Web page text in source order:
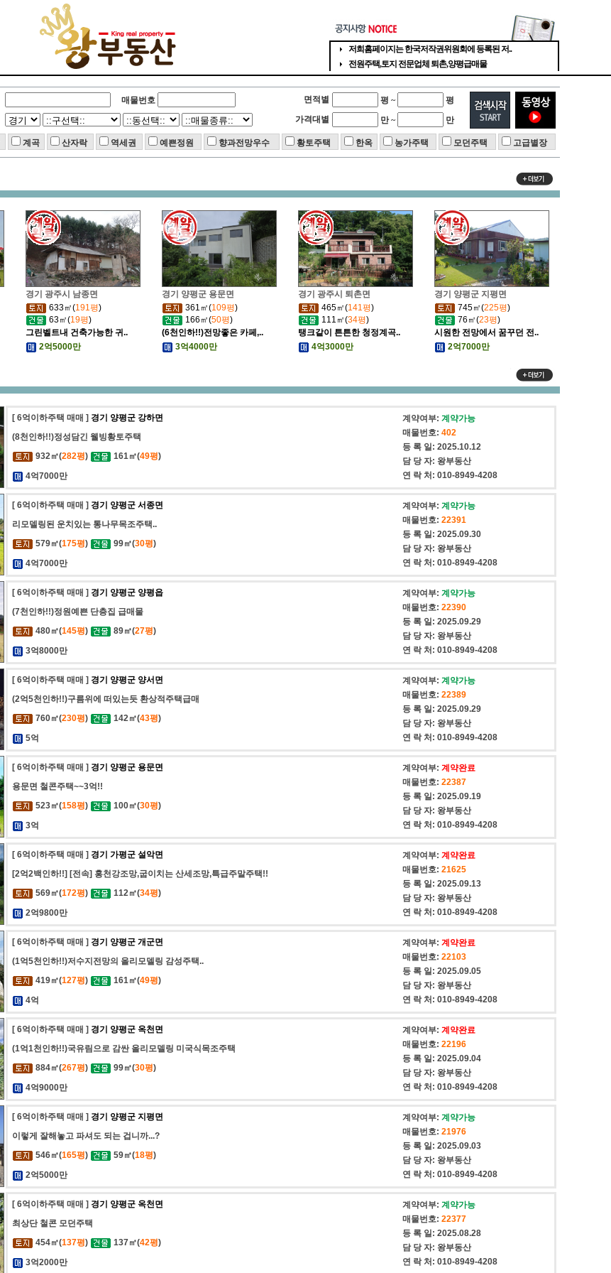
매물번호 면적별 평 ~
평
가격대별 만 ~ 만
계곡 산자락 역세권 예쁜정원 향과전망우수 황토주택 한옥 농가주택 모던주택 고급별장
경기 광주시 남종면
633㎡(191평)
63㎡(19평)
그린벨트내 건축가능한 귀..
2억5000만
경기 양평군 용문면
361㎡(109평)
166㎡(50평)
(6천인하!!)전망좋은 카페,..
3억4000만
경기 광주시 퇴촌면
465㎡(141평)
111㎡(34평)
탱크같이 튼튼한 청정계곡..
4억3000만
경기 양평군 지평면
745㎡(225평)
76㎡(23평)
시원한 전망에서 꿈꾸던 전..
2억7000만
[ 6억이하주택 매매 ] 경기 양평군 강하면
(8천인하!!)정성담긴 웰빙황토주택
932㎡(282평) 161㎡(49평)
4억7000만
계약여부: 계약가능
매물번호: 402
등 록 일: 2025.10.12
담 당 자: 왕부동산
연 락 처: 010-8949-4208
[ 6억이하주택 매매 ] 경기 양평군 서종면
리모델링된 운치있는 통나무목조주택..
579㎡(175평) 99㎡(30평)
4억7000만
계약여부: 계약가능
매물번호: 22391
등 록 일: 2025.09.30
담 당 자: 왕부동산
연 락 처: 010-8949-4208
[ 6억이하주택 매매 ] 경기 양평군 양평읍
(7천인하!!)정원예쁜 단층집 급매물
480㎡(145평) 89㎡(27평)
3억8000만
계약여부: 계약가능
매물번호: 22390
등 록 일: 2025.09.29
담 당 자: 왕부동산
연 락 처: 010-8949-4208
[ 6억이하주택 매매 ] 경기 양평군 양서면
(2억5천인하!!)구름위에 떠있는듯 환상적주택급매
760㎡(230평) 142㎡(43평)
5억
계약여부: 계약가능
매물번호: 22389
등 록 일: 2025.09.29
담 당 자: 왕부동산
연 락 처: 010-8949-4208
[ 6억이하주택 매매 ] 경기 양평군 용문면
용문면 철콘주택~~3억!!
523㎡(158평) 100㎡(30평)
3억
계약여부: 계약완료
매물번호: 22387
등 록 일: 2025.09.19
담 당 자: 왕부동산
연 락 처: 010-8949-4208
[ 6억이하주택 매매 ] 경기 가평군 설악면
[2억2백인하!!] [전속] 홍천강조망,굽이치는 산세조망,특급주말주택!!
569㎡(172평) 112㎡(34평)
2억9800만
계약여부: 계약완료
매물번호: 21625
등 록 일: 2025.09.13
담 당 자: 왕부동산
연 락 처: 010-8949-4208
[ 6억이하주택 매매 ] 경기 양평군 개군면
(1억5천인하!!)저수지전망의 올리모델링 감성주택..
419㎡(127평) 161㎡(49평)
4억
계약여부: 계약완료
매물번호: 22103
등 록 일: 2025.09.05
담 당 자: 왕부동산
연 락 처: 010-8949-4208
[ 6억이하주택 매매 ] 경기 양평군 옥천면
(1억1천인하!!)국유림으로 감싼 올리모델링 미국식목조주택
884㎡(267평) 99㎡(30평)
4억9000만
계약여부: 계약완료
매물번호: 22196
등 록 일: 2025.09.04
담 당 자: 왕부동산
연 락 처: 010-8949-4208
[ 6억이하주택 매매 ] 경기 양평군 지평면
이렇게 잘해놓고 파셔도 되는 겁니까...?
546㎡(165평) 59㎡(18평)
2억5000만
계약여부: 계약가능
매물번호: 21976
등 록 일: 2025.09.03
담 당 자: 왕부동산
연 락 처: 010-8949-4208
[ 6억이하주택 매매 ] 경기 양평군 옥천면
최상단 철콘 모던주택
454㎡(137평) 137㎡(42평)
3억2000만
계약여부: 계약가능
매물번호: 22377
등 록 일: 2025.08.28
담 당 자: 왕부동산
연 락 처: 010-8949-4208